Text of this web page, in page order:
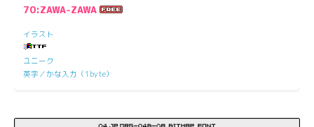
70:ZAWA-ZAWA
イラスト
ユニーク
英字／かな入力（1byte）